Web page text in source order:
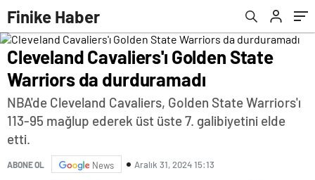
Finike Haber
Cleveland Cavaliers'ı Golden State
Warriors da durduramadı
NBA'de Cleveland Cavaliers, Golden State Warriors'ı
113-95 mağlup ederek üst üste 7. galibiyetini elde
etti.
ABONE OL News Aralık 31, 2024 15:13